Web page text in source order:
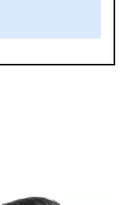
modération,
dérange, prenez